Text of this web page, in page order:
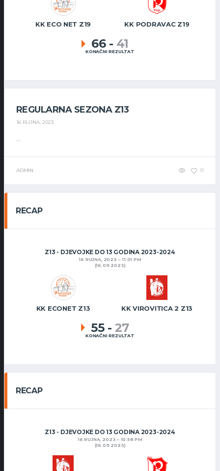
KK ECO NET Z19 KK PODRAVAC Z19
66 - 41
KONAČNI REZULTAT
REGULARNA SEZONA Z13
16 RUJNA, 2023
...
ADMIN 11
RECAP
Z13 - DJEVOJKE DO 13 GODINA 2023-2024
16 RUJNA, 2023
11:01 PM
(16.09.2023)
KK ECONET Z13 KK VIROVITICA 2 Z13
55 - 27
KONAČNI REZULTAT
RECAP
Z13 - DJEVOJKE DO 13 GODINA 2023-2024
16 RUJNA, 2023
10:58 PM
(16.09.2023)